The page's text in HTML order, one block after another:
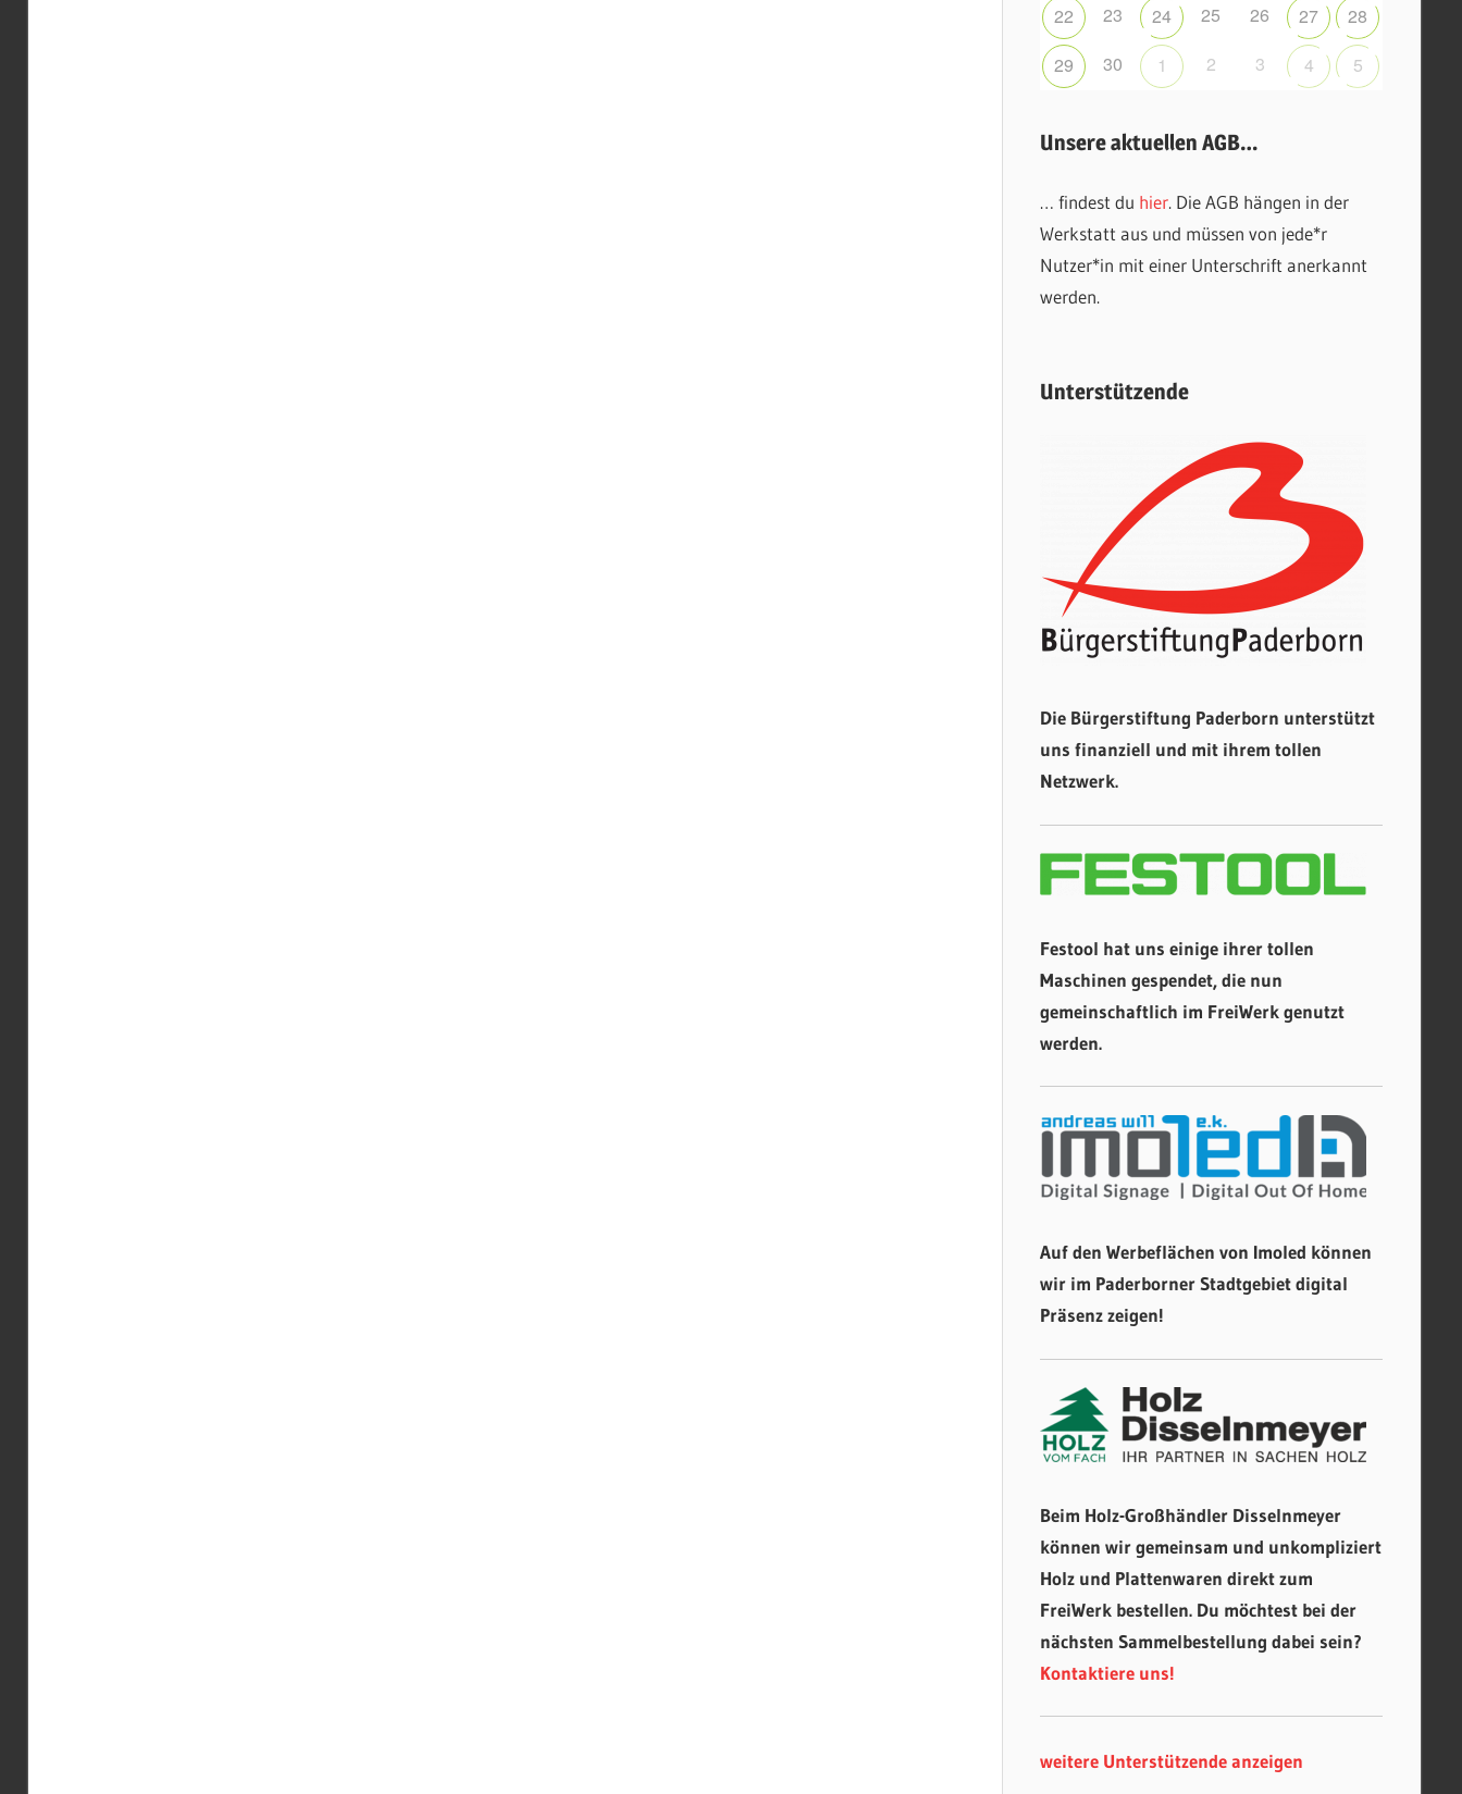
22
23 24 25 26 27
28
29
30 1 2 3 4 5
Unsere aktuellen AGB…
… findest du hier. Die AGB hängen in der
Werkstatt aus und müssen von jede*r
Nutzer*in mit einer Unterschrift anerkannt
werden.
Unterstützende
Die Bürgerstiftung Paderborn unterstützt
uns finanziell und mit ihrem tollen
Netzwerk.
Festool hat uns einige ihrer tollen
Maschinen gespendet, die nun
gemeinschaftlich im FreiWerk genutzt
werden.
Auf den Werbeflächen von Imoled können
wir im Paderborner Stadtgebiet digital
Präsenz zeigen!
Beim Holz-Großhändler Disselnmeyer
können wir gemeinsam und unkompliziert
Holz und Plattenwaren direkt zum
FreiWerk bestellen. Du möchtest bei der
nächsten Sammelbestellung dabei sein?
Kontaktiere uns!
weitere Unterstützende anzeigen